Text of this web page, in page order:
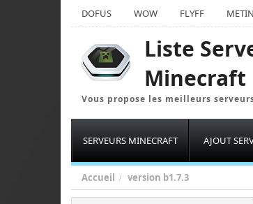
DOFUS WOW FLYFF
Liste
Minecraft
Vous propose les meilleurs
SERVEURS MINECRAFT AJOUT
Accueil version b1.7.3